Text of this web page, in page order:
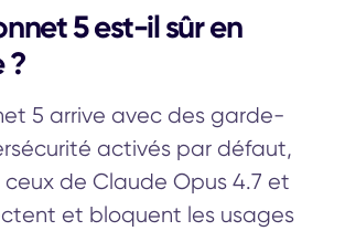
5 est-il sûr en
?
5 arrive avec des garde-
activés par défaut,
de Claude Opus 4.7 et
et bloquent les usages